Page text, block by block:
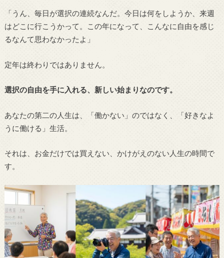
「うん、毎日が選択の連続なんだ。今日は何をしようか、来週
はどこに行こうかって。この年になって、こんなに自由を感じ
るなんて思わなかったよ」
定年は終わりではありません。
選択の自由を手に入れる、新しい始まりなのです。
あなたの第二の人生は、「働かない」のではなく、「好きなよ
うに働ける」生活。
それは、お金だけでは買えない、かけがえのない人生の時間で
す。